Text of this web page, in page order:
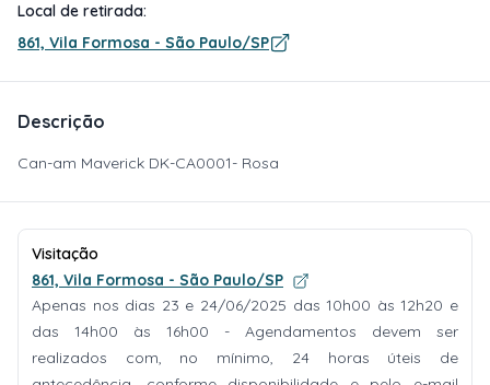
Local de retirada:
861, Vila Formosa - São Paulo/SP
Descrição
Can-am Maverick DK-CA0001- Rosa
Visitação
861, Vila Formosa - São Paulo/SP
Apenas nos dias 23 e 24/06/2025 das 10h00 às 12h20 e
das 14h00 às 16h00 - Agendamentos devem ser
realizados com, no mínimo, 24 horas úteis de